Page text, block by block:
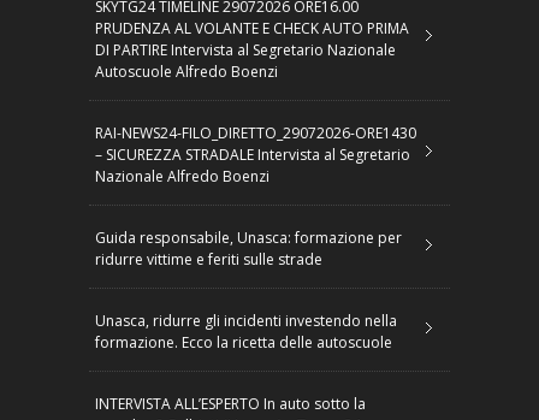
SKYTG24 TIMELINE 29072026 ORE16.00
PRUDENZA AL VOLANTE E CHECK AUTO PRIMA
DI PARTIRE Intervista al Segretario Nazionale
Autoscuole Alfredo Boenzi
RAI-NEWS24-FILO_DIRETTO_29072026-ORE1430
– SICUREZZA STRADALE Intervista al Segretario
Nazionale Alfredo Boenzi
Guida responsabile, Unasca: formazione per
ridurre vittime e feriti sulle strade
Unasca, ridurre gli incidenti investendo nella
formazione. Ecco la ricetta delle autoscuole
INTERVISTA ALL’ESPERTO In auto sotto la